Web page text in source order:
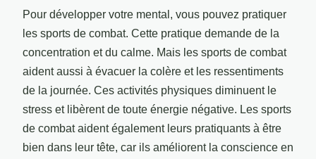
Pour développer votre mental, vous pouvez pratiquer
les sports de combat. Cette pratique demande de la
concentration et du calme. Mais les sports de combat
aident aussi à évacuer la colère et les ressentiments
de la journée. Ces activités physiques diminuent le
stress et libèrent de toute énergie négative. Les sports
de combat aident également leurs pratiquants à être
bien dans leur tête, car ils améliorent la conscience en